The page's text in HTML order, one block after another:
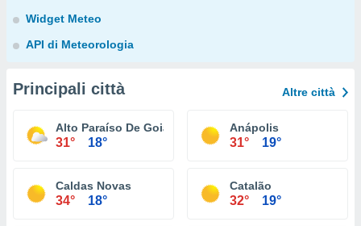
Widget Meteo
API di Meteorologia
Principali città Altre città
Alto Paraíso De Goiás
31° 18°
Anápolis
31° 19°
Caldas Novas
34° 18°
Catalão
32° 19°